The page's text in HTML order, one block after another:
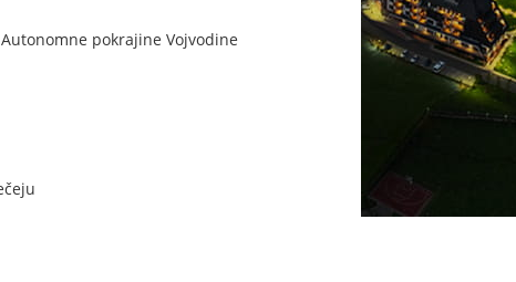
pokrajine Vojvodine